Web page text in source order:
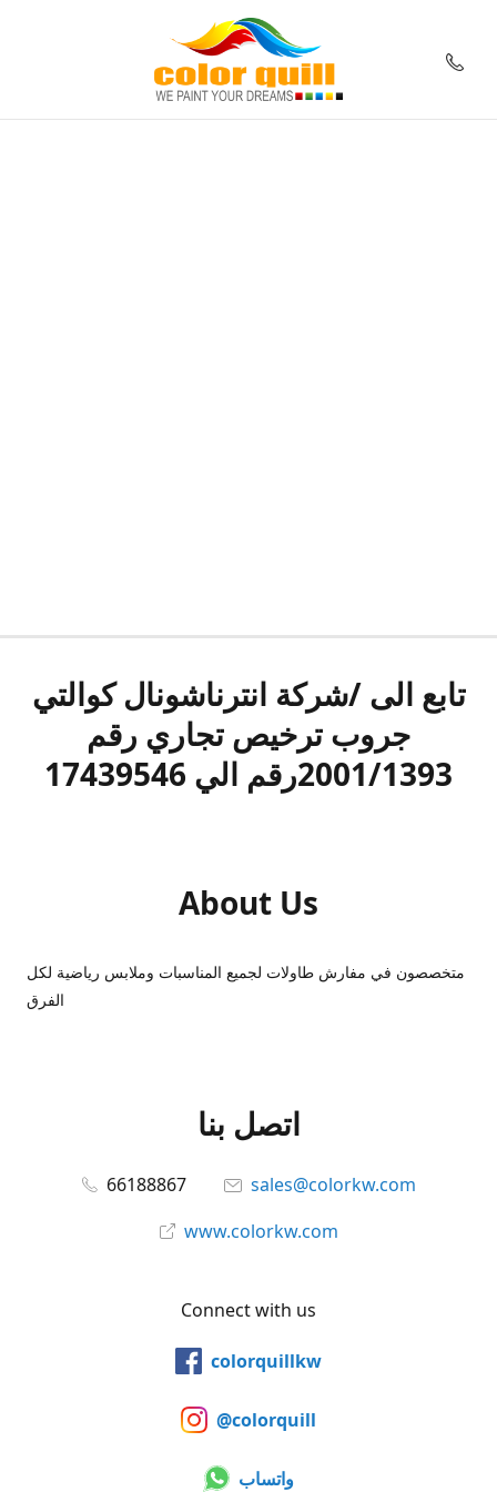
تابع الى /شركة انترناشونال كوالتي
جروب ترخيص تجاري رقم
2001/1393رقم الي 17439546
About Us
متخصصون في مفارش طاولات لجميع المناسبات وملابس رياضية لكل
الفرق
اتصل بنا
66188867
sales@colorkw.com
www.colorkw.com
Connect with us
colorquillkw
@colorquill
واتساب